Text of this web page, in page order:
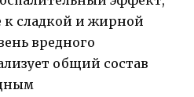
к сладкой и жирной
вредного
общий состав